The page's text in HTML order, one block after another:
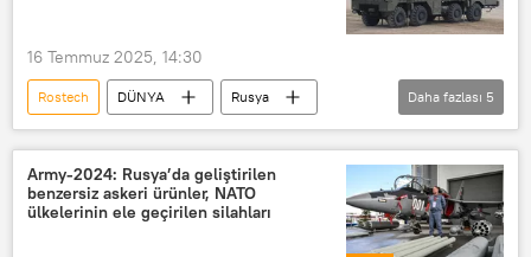
16 Temmuz 2025, 14:30
Rostech DÜNYA
Rusya
Rostec
İskender füzesi
İskender-M
balistik füze
bilgilendirme
Daha fazlası 5
Army-2024: Rusya’da geliştirilen
benzersiz askeri ürünler, NATO
ülkelerinin ele geçirilen silahları